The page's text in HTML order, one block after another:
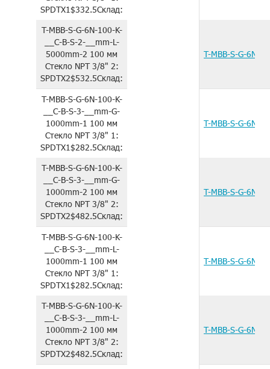
SPDTX1$332.5Склад:
T-MBB-S-G-6N-100-K-
__C-B-S-2-__mm-L-
5000mm-2 100 мм
СтеклоNPT 3/8" 2:
SPDTX2$532.5Склад:
T-MBB-S-G-6N-
T-MBB-S-G-6N-100-K-
__C-B-S-3-__mm-G-
1000mm-1 100 мм
СтеклоNPT 3/8" 1:
SPDTX1$282.5Склад:
T-MBB-S-G-6N-
T-MBB-S-G-6N-100-K-
__C-B-S-3-__mm-G-
1000mm-2 100 мм
СтеклоNPT 3/8" 2:
SPDTX2$482.5Склад:
T-MBB-S-G-6N-
T-MBB-S-G-6N-100-K-
__C-B-S-3-__mm-L-
1000mm-1 100 мм
СтеклоNPT 3/8" 1:
SPDTX1$282.5Склад:
T-MBB-S-G-6N-
T-MBB-S-G-6N-100-K-
__C-B-S-3-__mm-L-
1000mm-2 100 мм
СтеклоNPT 3/8" 2:
SPDTX2$482.5Склад:
T-MBB-S-G-6N-